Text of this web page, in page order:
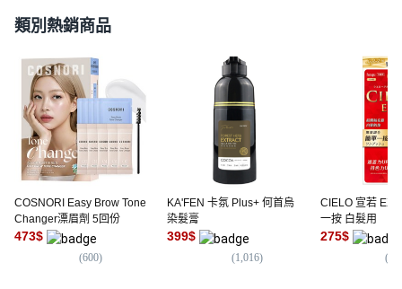
類別熱銷商品
COSNORI Easy Brow Tone
Changer漂眉劑 5回份
473$
(600)
KA'FEN 卡氛 Plus+ 何首烏
染髮膏
399$
(1,016)
CIELO 宣若 EX
一按 白髮用
275$
(